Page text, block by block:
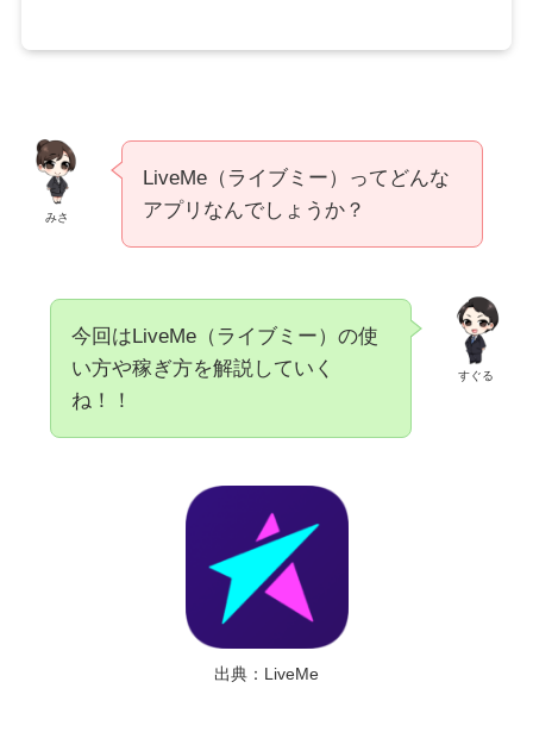
みさ
LiveMe（ライブミー）ってどんな
アプリなんでしょうか？
すぐる
今回はLiveMe（ライブミー）の使
い方や稼ぎ方を解説していく
ね！！
出典：LiveMe